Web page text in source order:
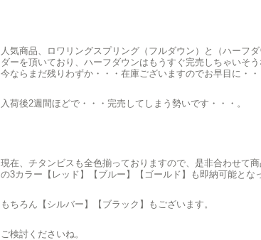
人気商品、ロワリングスプリング（フルダウン）と（ハーフ
ダーを頂いており、ハーフダウンはもうすぐ完売しちゃいそ
今ならまだ残りわずか・・・在庫ございますのでお早目に・・
入荷後2週間ほどで・・・完売してしまう勢いです・・・。
現在、チタンビスも全色揃っておりますので、是非合わせて
の3カラー【レッド】【ブルー】【ゴールド】も即納可能とな
もちろん【シルバー】【ブラック】もございます。
ご検討くださいね。